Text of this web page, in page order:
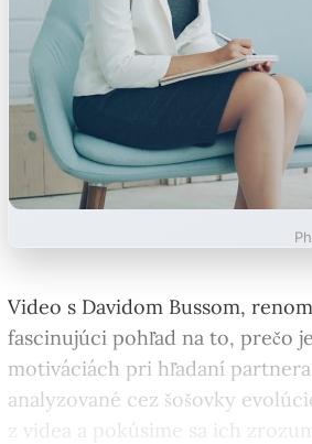
Video s Davidom Bussom,
fascinujúci pohľad na to, prečo
motiváciách pri hľadaní
analyzované cez šošovky
z videa a pokúsime sa ich